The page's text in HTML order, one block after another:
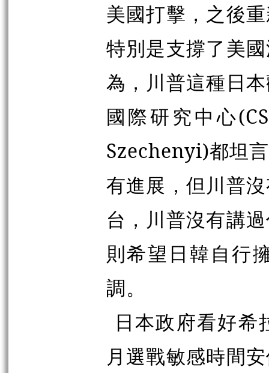
美國打擊，之後
特別是支撐了美
為，川普這種日
國際研究中心
Szechenyi)都坦
有進展，但川普
台，川普沒有講
則希望日韓自行
調。
日本政府看好希
月選戰敏感時間